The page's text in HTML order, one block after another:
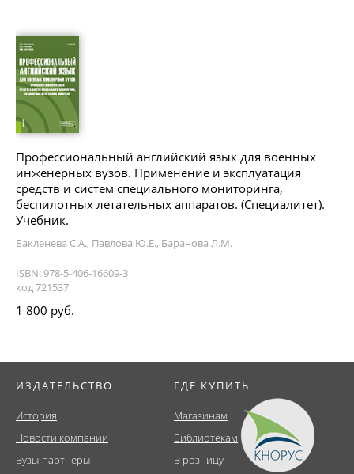
Профессиональный английский язык для военных
инженерных вузов. Применение и эксплуатация
средств и систем специального мониторинга,
беспилотных летательных аппаратов. (Специалитет).
Учебник.
Бакленева С.А., Павлова Ю.Е., Баранова Л.М.
ISBN: 978-5-406-16609-3
код 721537
1 800 руб.
ИЗДАТЕЛЬСТВО
История
Новости компании
Вузы-партнеры
ГДЕ КУПИТЬ
Магазинам
Библиотекам
В розницу